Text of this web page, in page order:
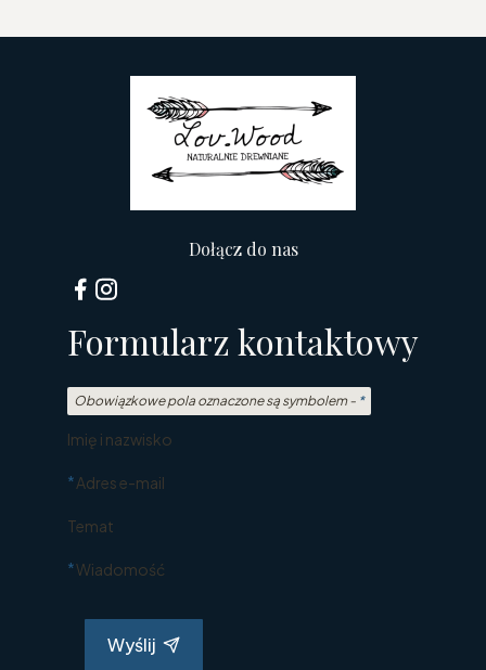
Dołącz do nas
Formularz kontaktowy
Obowiązkowe pola oznaczone są symbolem - *
Imię i nazwisko
*Adres e-mail
Temat
*Wiadomość
Wyślij